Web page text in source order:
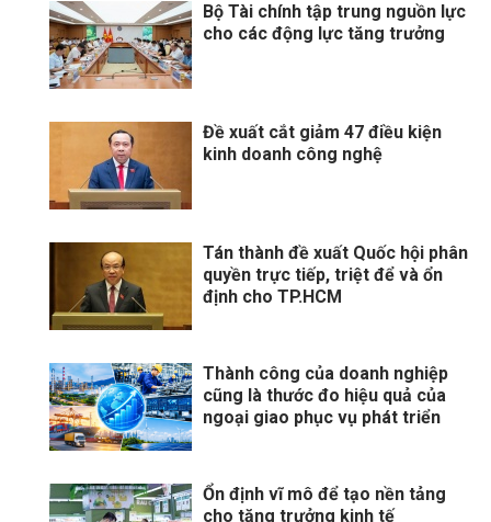
Bộ Tài chính tập trung nguồn lực
cho các động lực tăng trưởng
​Đề xuất cắt giảm 47 điều kiện
kinh doanh công nghệ
Tán thành đề xuất Quốc hội phân
quyền trực tiếp, triệt để và ổn
định cho TP.HCM
Thành công của doanh nghiệp
cũng là thước đo hiệu quả của
ngoại giao phục vụ phát triển
Ổn định vĩ mô để tạo nền tảng
cho tăng trưởng kinh tế